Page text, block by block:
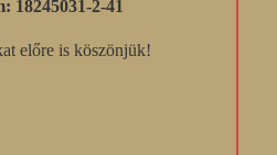
18245031-2-41
előre is köszönjük!